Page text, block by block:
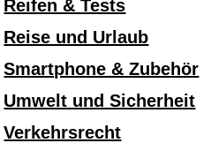
Reifen & Tests
Reise und Urlaub
Smartphone & Zubehör
Umwelt und Sicherheit
Verkehrsrecht